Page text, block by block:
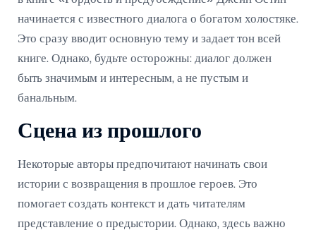
начинается с известного диалога о богатом холостяке.
Это сразу вводит основную тему и задает тон всей
книге. Однако, будьте осторожны: диалог должен
быть значимым и интересным, а не пустым и
банальным.
Сцена из прошлого
Некоторые авторы предпочитают начинать свои
истории с возвращения в прошлое героев. Это
помогает создать контекст и дать читателям
представление о предыстории. Однако, здесь важно